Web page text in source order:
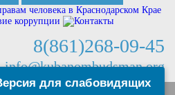
8(861)268-09-45
info@kubanombudsman.org
для слабовидящих